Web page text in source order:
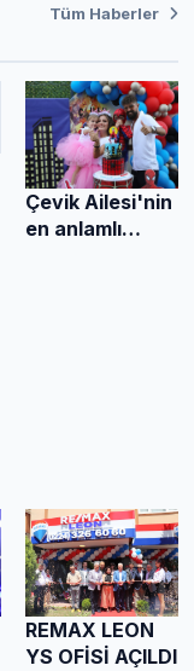
Ve Onarım
Tüm Haberler
Çevik Ailesi'nin
en anlamlı
REMAX LEON
YS OFİSİ AÇILDI